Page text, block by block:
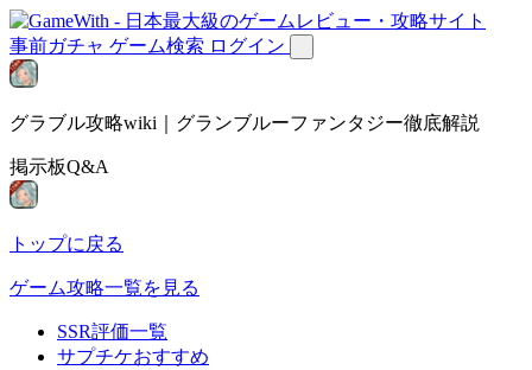
事前ガチャ ゲーム検索 ログイン
グラブル攻略wiki｜グランブルーファンタジー徹底解説
掲示板Q&A
トップに戻る
ゲーム攻略一覧を見る
SSR評価一覧
サプチケおすすめ